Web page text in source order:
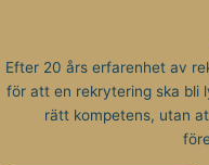
Efter 20 års erfarenhet av
för att en rekrytering ska bli
rätt kompetens, utan